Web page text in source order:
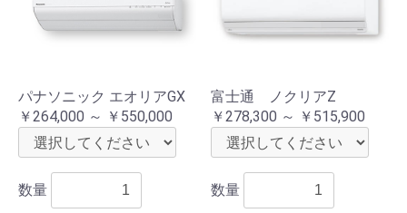
パナソニック エオリアGX
￥264,000 ～ ￥550,000
数量
富士通 ノクリアZ
￥278,300 ～ ￥515,900
数量